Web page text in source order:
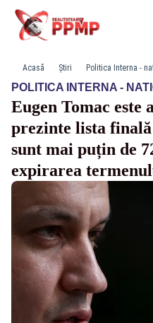
Acasă Știri Politica Interna -
POLITICA INTERNA -
Eugen Tomac este
prezinte lista
sunt mai puțin de
expirarea